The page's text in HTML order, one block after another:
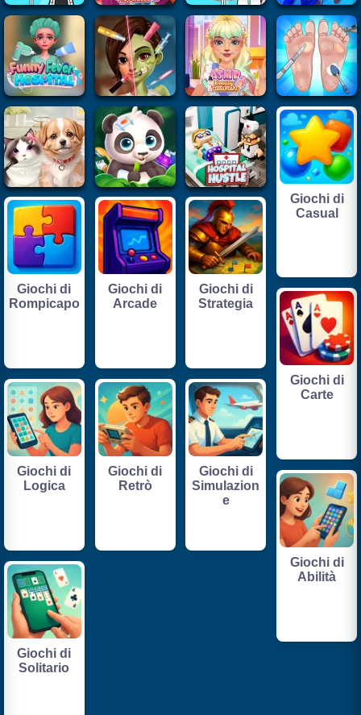
Giochi di
Casual
Giochi di
Rompicapo
Giochi di
Arcade
Giochi di
Strategia
Giochi di
Carte
Giochi di
Logica
Giochi di
Retrò
Giochi di
Simulazion
e
Giochi di
Abilità
Giochi di
Solitario